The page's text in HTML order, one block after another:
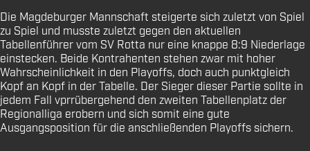
Die Magdeburger Mannschaft steigerte sich zuletzt von Spiel
zu Spiel und musste zuletzt gegen den aktuellen
Tabellenführer vom SV Rotta nur eine knappe 8:9 Niederlage
einstecken. Beide Kontrahenten stehen zwar mit hoher
Wahrscheinlichkeit in den Playoffs, doch auch punktgleich
Kopf an Kopf in der Tabelle. Der Sieger dieser Partie sollte in
jedem Fall vprrübergehend den zweiten Tabellenplatz der
Regionalliga erobern und sich somit eine gute
Ausgangsposition für die anschließenden Playoffs sichern.